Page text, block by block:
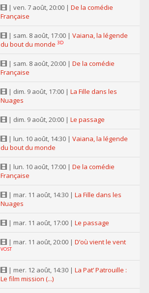
| ven. 7 août, 20:00 | De la comédie
Française
| sam. 8 août, 17:00 | Vaiana, la légende
du bout du monde 3D
| sam. 8 août, 20:00 | De la comédie
Française
| dim. 9 août, 17:00 | La Fille dans les
Nuages
| dim. 9 août, 20:00 | Le passage
| lun. 10 août, 14:30 | Vaiana, la légende
du bout du monde
| lun. 10 août, 17:00 | De la comédie
Française
| mar. 11 août, 14:30 | La Fille dans les
Nuages
| mar. 11 août, 17:00 | Le passage
| mar. 11 août, 20:00 | D’où vient le vent
VOST
| mer. 12 août, 14:30 | La Pat’ Patrouille :
Le film mission (...)